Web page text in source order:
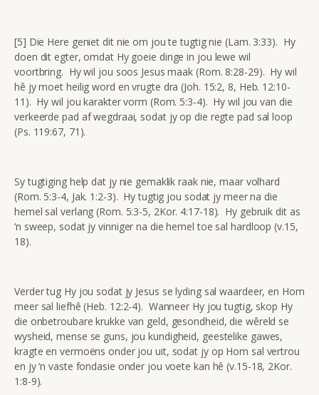
[5] Die Here geniet dit nie om jou te tugtig nie (Lam. 3:33). Hy
doen dit egter, omdat Hy goeie dinge in jou lewe wil
voortbring. Hy wil jou soos Jesus maak (Rom. 8:28-29). Hy wil
hê jy moet heilig word en vrugte dra (Joh. 15:2, 8, Heb. 12:10-
11). Hy wil jou karakter vorm (Rom. 5:3-4). Hy wil jou van die
verkeerde pad af wegdraai, sodat jy op die regte pad sal loop
(Ps. 119:67, 71).
Sy tugtiging help dat jy nie gemaklik raak nie, maar volhard
(Rom. 5:3-4, Jak. 1:2-3). Hy tugtig jou sodat jy meer na die
hemel sal verlang (Rom. 5:3-5, 2Kor. 4:17-18). Hy gebruik dit as
‘n sweep, sodat jy vinniger na die hemel toe sal hardloop (v.15,
18).
Verder tug Hy jou sodat jy Jesus se lyding sal waardeer, en Hom
meer sal liefhê (Heb. 12:2-4). Wanneer Hy jou tugtig, skop Hy
die onbetroubare krukke van geld, gesondheid, die wêreld se
wysheid, mense se guns, jou kundigheid, geestelike gawes,
kragte en vermoëns onder jou uit, sodat jy op Hom sal vertrou
en jy ‘n vaste fondasie onder jou voete kan hê (v.15-18, 2Kor.
1:8-9).